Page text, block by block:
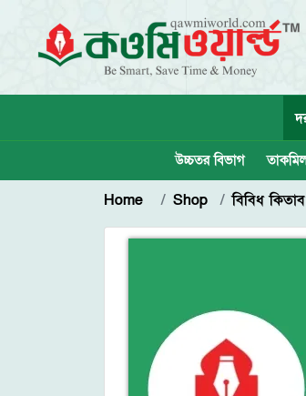
উচ্চতর বিভাগ
Home Shop বিবিধ কিতাব